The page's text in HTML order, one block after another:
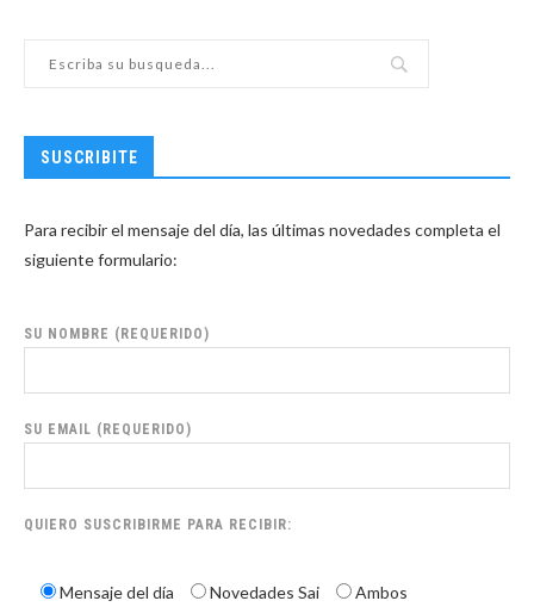
SUSCRIBITE
Para recibir el mensaje del día, las últimas novedades completa el
siguiente formulario:
SU NOMBRE (REQUERIDO)
SU EMAIL (REQUERIDO)
QUIERO SUSCRIBIRME PARA RECIBIR:
Mensaje del día Novedades Sai Ambos